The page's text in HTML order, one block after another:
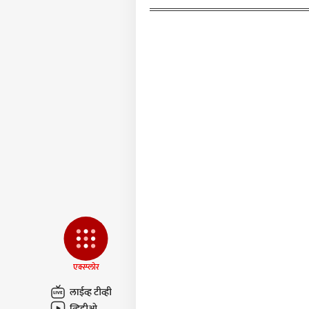
एक्स्प्लोर
लाईव्ह टीव्ही